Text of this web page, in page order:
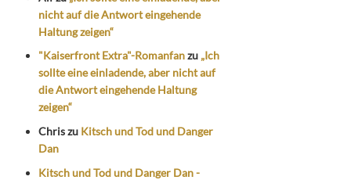
nicht auf die Antwort eingehende
Haltung zeigen“
"Kaiserfront Extra"-Romanfanzu „Ich
sollte eine einladende, aber nicht auf
die Antwort eingehende Haltung
zeigen“
Chriszu Kitsch und Tod und Danger
Dan
Kitsch und Tod und Danger Dan -